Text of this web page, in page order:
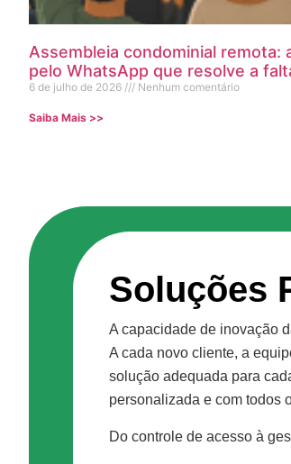
Assembleia condominial remota:
pelo WhatsApp que resolve a
6 de julho de 2026 Nenhum comentário
Saiba Mais >>
Soluções
A capacidade de inovação
A cada novo cliente, a
solução adequada para
personalizada e com todos
Do controle de acesso à